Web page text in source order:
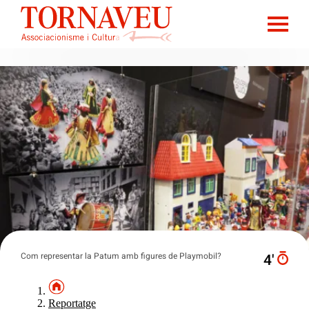
Com representar la Patum amb figures de Playmobil? 4′
Reportatge